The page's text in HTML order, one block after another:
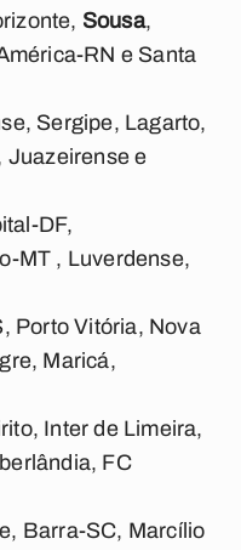
Sousa,
RN e Santa
Sergipe, Lagarto,
Juazeirense e
DF,
MT , Luverdense,
Porto Vitória, Nova
Maricá,
Inter de Limeira,
FC
Barra-SC, Marcílio